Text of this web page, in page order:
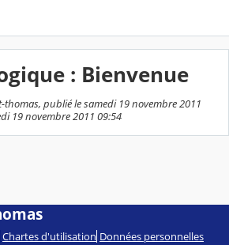
: Bienvenue
publié le samedi 19 novembre 2011
19 novembre 2011 09:54
Chartes d'utilisation Données personnelles